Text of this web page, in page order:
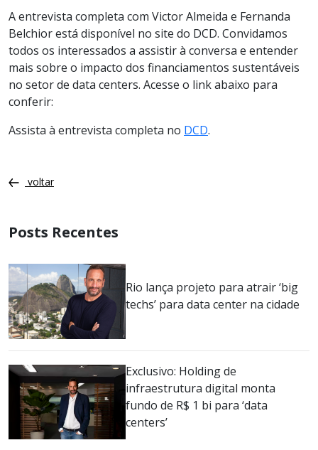
A entrevista completa com Victor Almeida e Fernanda
Belchior está disponível no site do DCD. Convidamos
todos os interessados a assistir à conversa e entender
mais sobre o impacto dos financiamentos sustentáveis
no setor de data centers. Acesse o link abaixo para
conferir:
Assista à entrevista completa no DCD.
voltar
Posts Recentes
Rio lança projeto para atrair ‘big
techs’ para data center na cidade
Exclusivo: Holding de
infraestrutura digital monta
fundo de R$ 1 bi para ‘data
centers’